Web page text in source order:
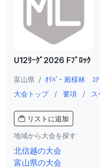
U12ﾘｰｸﾞ2026 Fﾌﾞﾛｯｸ
富山県 / ｵﾘﾊﾞｰ 殿様林 ｺｱ
大会トップ
/ 要項 /
リストに追加
地域から大会を探す
北信越の大会
富山県の大会